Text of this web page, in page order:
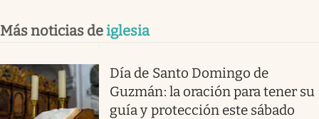
Más noticias deiglesia
Día de Santo Domingo de
Guzmán: la oración para tener su
guía y protección este sábado